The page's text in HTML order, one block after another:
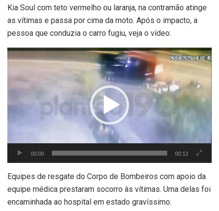
Kia Soul com teto vermelho ou laranja, na contramão atinge
as vítimas e passa por cima da moto. Após o impacto, a
pessoa que conduzia o carro fugiu, veja o vídeo:
Tocador
de
vídeo
00:00 00:12
Equipes de resgate do Corpo de Bombeiros com apoio da
equipe médica prestaram socorro às vítimas. Uma delas foi
encaminhada ao hospital em estado gravíssimo.